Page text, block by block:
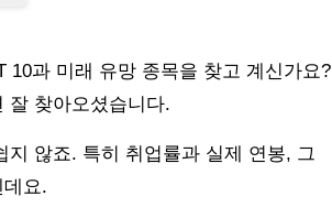
10과 미래 유망 종목을 찾고 계신가요?
잘 찾아오셨습니다.
않죠. 특히 취업률과 실제 연봉, 그
요.